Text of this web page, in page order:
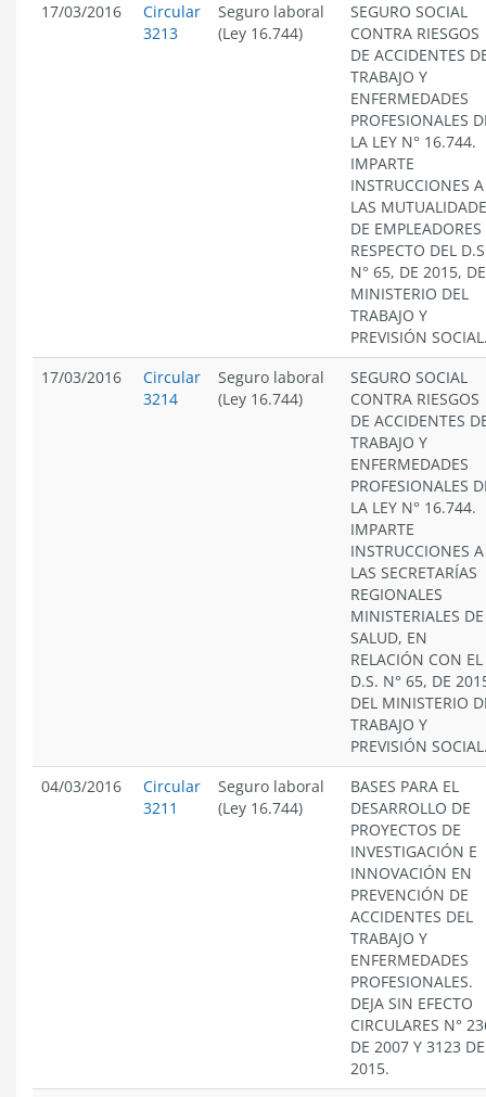
17/03/2016
Circular
3213
Seguro laboral
(Ley 16.744)
SEGURO SOCIAL
CONTRA RIESGOS
DE ACCIDENTES
TRABAJO Y
ENFERMEDADES
PROFESIONALES
LA LEY N° 16.744.
IMPARTE
INSTRUCCIONES A
LAS
DE EMPLEADORES
RESPECTO DEL
N° 65, DE 2015,
MINISTERIO DEL
TRABAJO Y
PREVISIÓN
17/03/2016
Circular
3214
Seguro laboral
(Ley 16.744)
SEGURO SOCIAL
CONTRA RIESGOS
DE ACCIDENTES
TRABAJO Y
ENFERMEDADES
PROFESIONALES
LA LEY N° 16.744.
IMPARTE
INSTRUCCIONES A
LAS SECRETARÍAS
REGIONALES
MINISTERIALES DE
SALUD, EN
RELACIÓN CON EL
D.S. N° 65, DE
DEL MINISTERIO
TRABAJO Y
PREVISIÓN
04/03/2016
Circular
3211
Seguro laboral
(Ley 16.744)
BASES PARA EL
DESARROLLO DE
PROYECTOS DE
INVESTIGACIÓN E
INNOVACIÓN EN
PREVENCIÓN DE
ACCIDENTES DEL
TRABAJO Y
ENFERMEDADES
PROFESIONALES.
DEJA SIN EFECTO
CIRCULARES N°
DE 2007 Y 3123 DE
2015.